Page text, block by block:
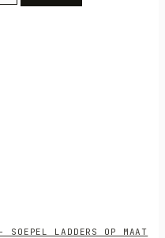
SOEPEL LADDERS OP MAAT